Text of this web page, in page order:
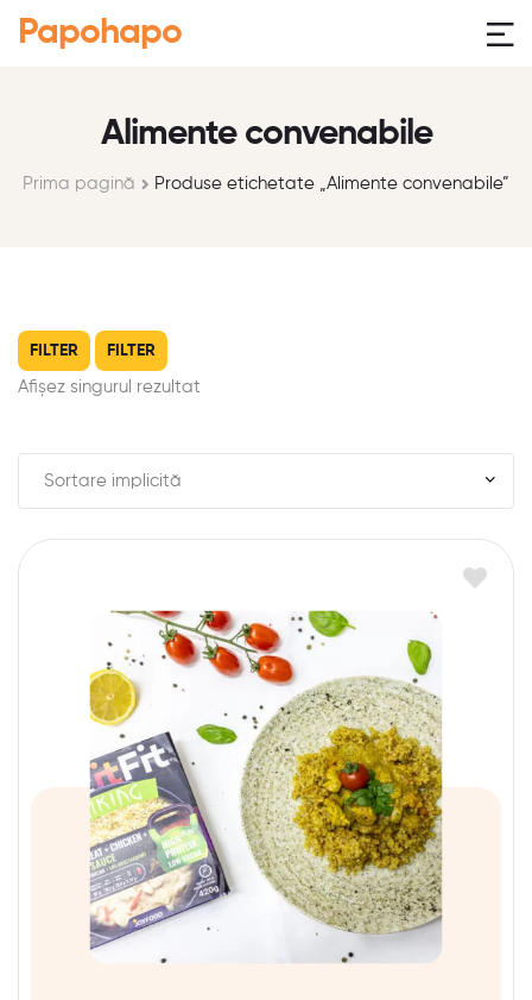
Papohapo
Alimente convenabile
Prima pagină Produse etichetate „Alimente convenabile”
FILTER FILTER
Afișez singurul rezultat